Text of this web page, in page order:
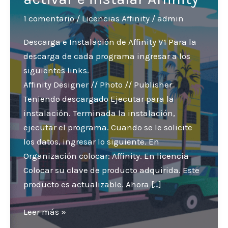
1 comentario /Licencias Affinity/admin
Descarga e Instalación de Affinity V1 Para la
descarga de cada programa ingresar a los
siguientes links.
Affinity Designer // Photo // Publisher
Teniendo descargado Ejecutar para la
instalación. Terminada la instalación,
ejecutar el programa. Cuando se le solicite
los datos, ingresar lo siguiente. En
Organización colocar: Affinity. En licencia
Colocar su clave de producto adquirida. Este
producto es actualizable. Ahora […]
Instrucciones
Leer más »